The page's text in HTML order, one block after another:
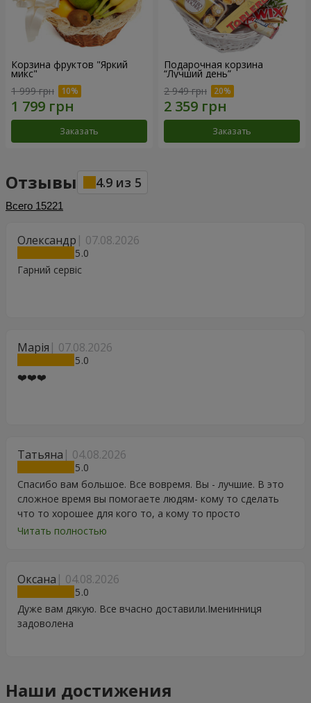
Корзина фруктов "Яркий
микс"
1 999 грн
Заказать
Подарочная корзина
“Лучший день”
2 949 грн
Заказать
Отзывы 4.9 из 5
Всего 15221
Олександр 07.08.2026
5
Гарний сервіс
Марія 07.08.2026
5
❤️❤️❤️
Татьяна 04.08.2026
5
Спасибо вам большое. Все вовремя. Вы - лучшие. В это
сложное время вы помогаете людям- кому то сделать
что то хорошее для кого то, а кому то просто
порадоваться цветам, подарку, тортику, поздравлению.
Читать полностью
Оксана 04.08.2026
5
Дуже вам дякую. Все вчасно доставили.Іменинниця
задоволена
Наши достижения